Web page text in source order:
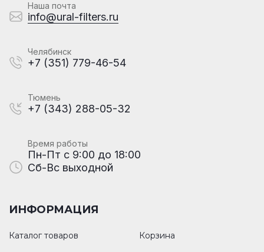
Наша почта
info@ural-filters.ru
Челябинск
+7 (351) 779-46-54
Тюмень
+7 (343) 288-05-32
Время работы
Пн-Пт с 9:00 до 18:00
Сб-Вс выходной
ИНФОРМАЦИЯ
Каталог товаров Корзина